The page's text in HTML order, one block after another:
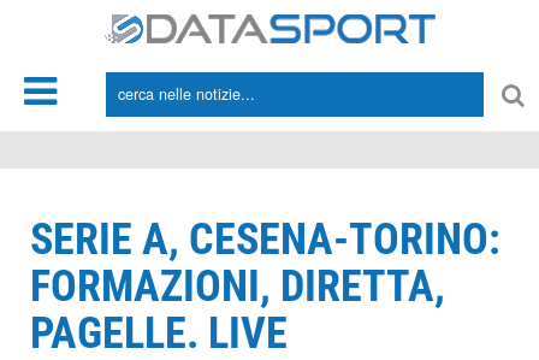
SERIE A, CESENA-TORINO:
FORMAZIONI, DIRETTA,
PAGELLE. LIVE